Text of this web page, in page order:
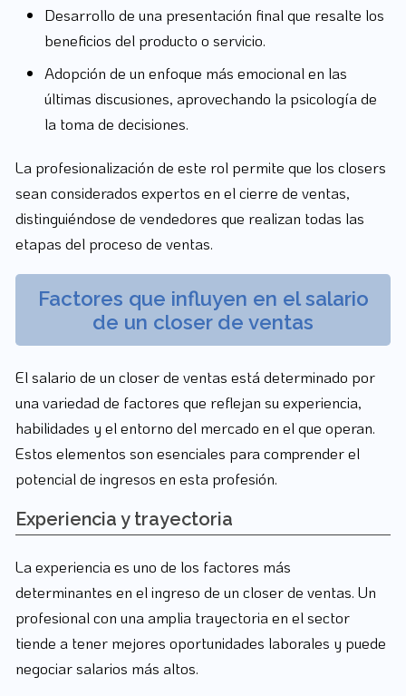
Desarrollo de una presentación final que resalte los
beneficios del producto o servicio.
Adopción de un enfoque más emocional en las
últimas discusiones, aprovechando la psicología de
la toma de decisiones.
La profesionalización de este rol permite que los closers
sean considerados expertos en el cierre de ventas,
distinguiéndose de vendedores que realizan todas las
etapas del proceso de ventas.
Factores que influyen en el salario
de un closer de ventas
El salario de un closer de ventas está determinado por
una variedad de factores que reflejan su experiencia,
habilidades y el entorno del mercado en el que operan.
Estos elementos son esenciales para comprender el
potencial de ingresos en esta profesión.
Experiencia y trayectoria
La experiencia es uno de los factores más
determinantes en el ingreso de un closer de ventas. Un
profesional con una amplia trayectoria en el sector
tiende a tener mejores oportunidades laborales y puede
negociar salarios más altos.